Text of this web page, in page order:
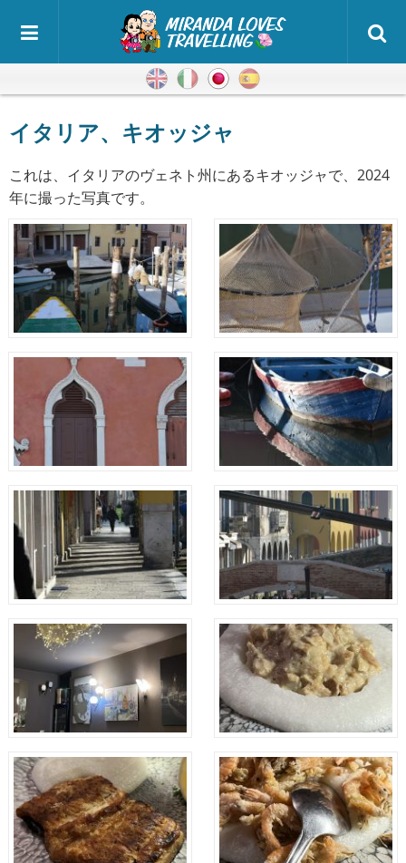
英語 イタリア語
日本語
イタリア、キオッジャ
これは、イタリアのヴェネト州にあるキオッジャで、2024
年に撮った写真です。